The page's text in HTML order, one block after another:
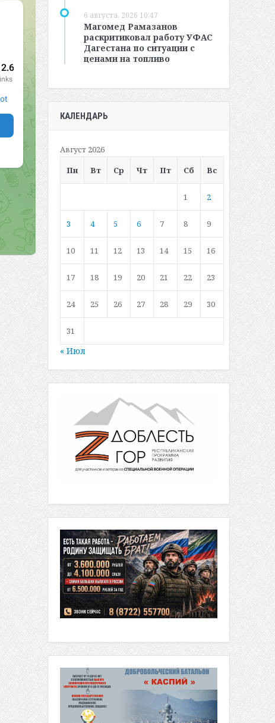
6 августа, 2026 10:47
Магомед Рамазанов
раскритиковал работу УФАС
Дагестана по ситуации с
ценами на топливо
КАЛЕНДАРЬ
Август 2026
Пн
Вт Ср Чт Пт Сб Вс
1 2
3 4 5 6 7 8 9
10 11 12 13 14 15 16
17 18 19 20 21 22 23
24 25 26 27 28 29 30
31
« Июл